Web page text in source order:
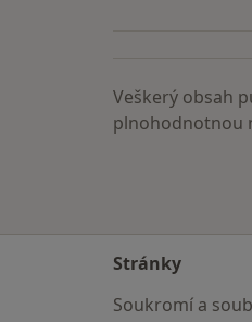
Veškerý obsah
plnohodnotnou
Stránky
Soukromí a